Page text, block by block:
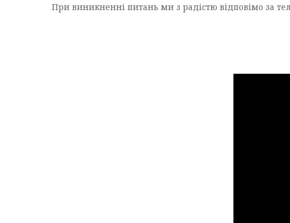
При виникненні питань ми з радістю відповімо за